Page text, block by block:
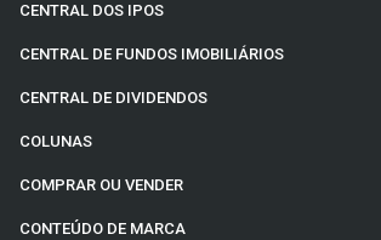
CENTRAL DOS IPOS
CENTRAL DE FUNDOS IMOBILIÁRIOS
CENTRAL DE DIVIDENDOS
COLUNAS
COMPRAR OU VENDER
CONTEÚDO DE MARCA